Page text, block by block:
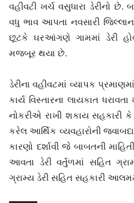
વહીવટી ખર્ચ વસુધારા ડેરીનો છે.
વધુ ભાવ આપતા નવસારી
છૂટકે ઘરઆંગણે ગામમાં ડેરી
મજબૂર થયા છે.
ડેરીના વહીવટમાં વ્યાપક
કાર્ય વિસ્તારના લાયકાત
નોકરીએ રાખી શકાય સહકારી
કરેલ આર્થિક વ્યવહારોની
કારણો દર્શાવી જે બાબતની
આવતા ડેરી વર્તુળમાં સહિત
ગ્રામ્ય ડેરી સહિત સહકારી